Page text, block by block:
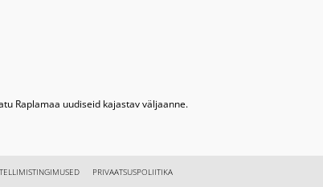
Raplamaa uudiseid kajastav väljaanne.
TELLIMISTINGIMUSED PRIVAATSUSPOLIITIKA